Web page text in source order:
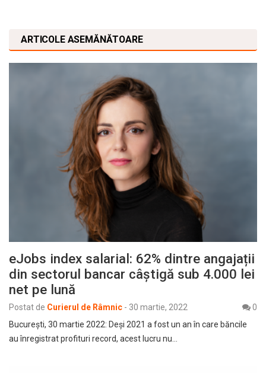
ARTICOLE ASEMĂNĂTOARE
eJobs index salarial: 62% dintre angajații
din sectorul bancar câștigă sub 4.000 lei
net pe lună
Postat de Curierul de Râmnic - 30 martie, 2022
0
București, 30 martie 2022: Deși 2021 a fost un an în care băncile
au înregistrat profituri record, acest lucru nu…